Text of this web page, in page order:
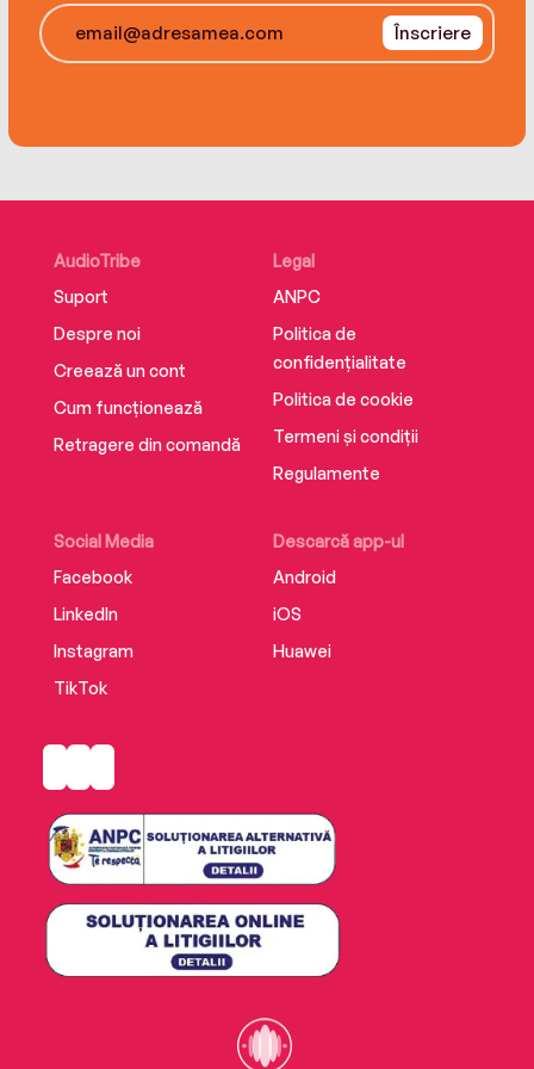
Înscriere
AudioTribe
Suport
Despre noi
Creează un cont
Cum funcționează
Retragere din comandă
Social Media
Facebook
LinkedIn
Instagram
TikTok
Descarcă app-ul
Android
iOS
Huawei
Legal
ANPC
Politica de
confidențialitate
Politica de cookie
Termeni și condiții
Regulamente